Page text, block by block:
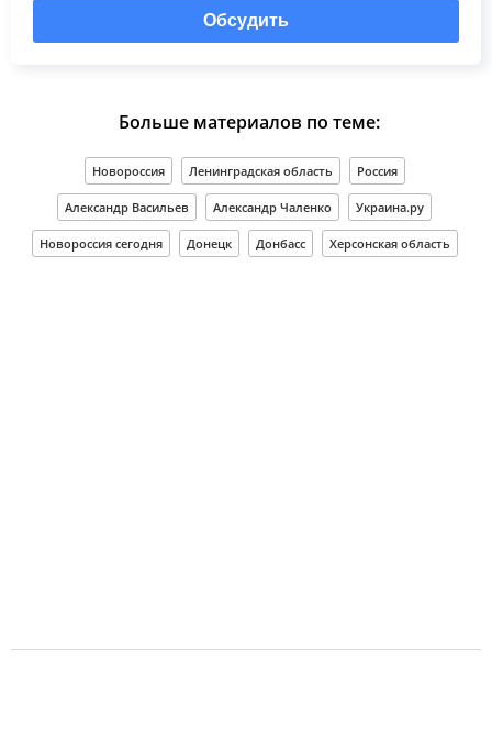
Обсудить
Больше материалов по теме:
Новороссия Ленинградская область Россия
Александр Васильев Александр Чаленко Украина.ру
Новороссия сегодня Донецк Донбасс Херсонская область